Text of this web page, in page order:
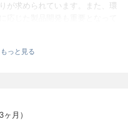
が求められています。また、環
となっています。ただ、求めら
りません。これがモノづくりメ
達課題となっているのです。
もっと見る
月）